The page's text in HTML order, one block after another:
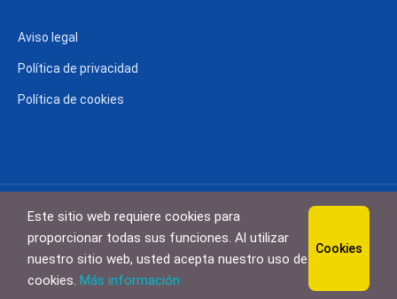
Aviso legal
Política de privacidad
Política de cookies
©2022 Jobs and Sea. Todos los derechos reservados.
Este sitio web requiere cookies para
proporcionar todas sus funciones. Al utilizar
nuestro sitio web, usted acepta nuestro uso de
cookies. Más información
Cookies